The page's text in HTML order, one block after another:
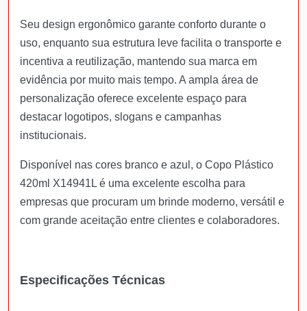
Seu design ergonômico garante conforto durante o
uso, enquanto sua estrutura leve facilita o transporte e
incentiva a reutilização, mantendo sua marca em
evidência por muito mais tempo. A ampla área de
personalização oferece excelente espaço para
destacar logotipos, slogans e campanhas
institucionais.
Disponível nas cores branco e azul, o Copo Plástico
420ml X14941L é uma excelente escolha para
empresas que procuram um brinde moderno, versátil e
com grande aceitação entre clientes e colaboradores.
Especificações Técnicas